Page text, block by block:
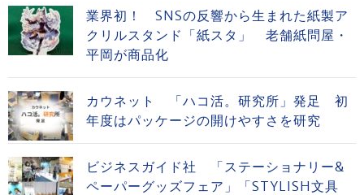
業界初！ SNSの反響から生まれた紙製ア
クリルスタンド「紙スタ」 老舗紙問屋・
平岡が商品化
カウネット 「ハコ活。研究所」発足 初
年度はパッケージの開けやすさを研究
ビジネスガイド社 「ステーショナリー&
ペーパーグッズフェア」「STYLISH文具